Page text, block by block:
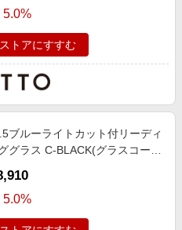
払い
5.0%
ストアにすすむ
ブルーライトカット付リーディ
グラス C-BLACK(グラスコード
5.0%